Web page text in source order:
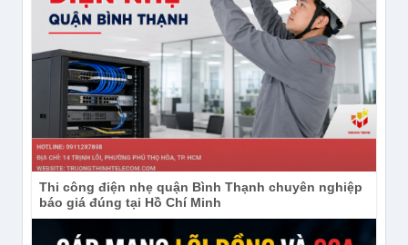
Thi công điện nhẹ quận Bình Thạnh chuyên nghiệp
báo giá đúng tại Hồ Chí Minh